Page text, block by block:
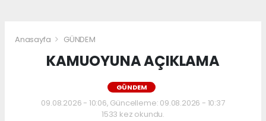
Anasayfa GÜNDEM
KAMUOYUNA AÇIKLAMA
GÜNDEM
09.08.2026 - 10:06, Güncelleme: 09.08.2026 - 10:37
1533 kez okundu.